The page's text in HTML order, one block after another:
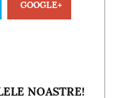
GOOGLE+
NOASTRE!